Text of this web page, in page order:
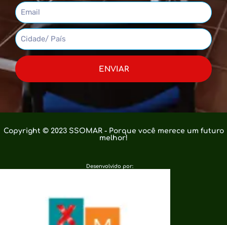
ENVIAR
Copyright © 2023 SSOMAR - Porque você merece um futuro
melhor!
Desenvolvido por: